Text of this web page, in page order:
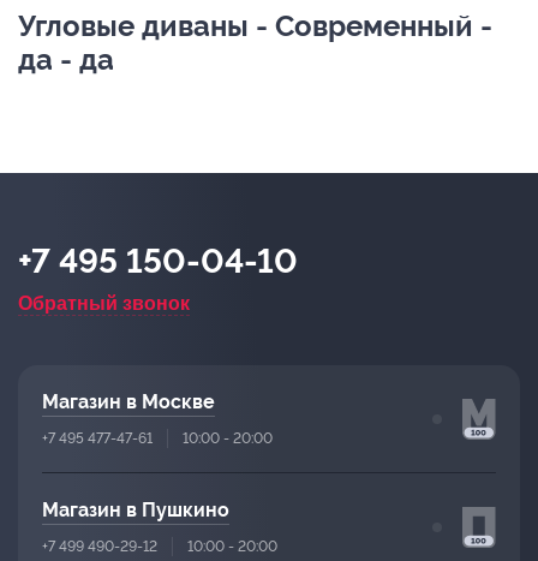
Угловые диваны - Современный -
да - да
+7 495 150-04-10
Обратный звонок
Магазин в Москве
+7 495 477-47-61 10:00 - 20:00
Магазин в Пушкино
+7 499 490-29-12 10:00 - 20:00